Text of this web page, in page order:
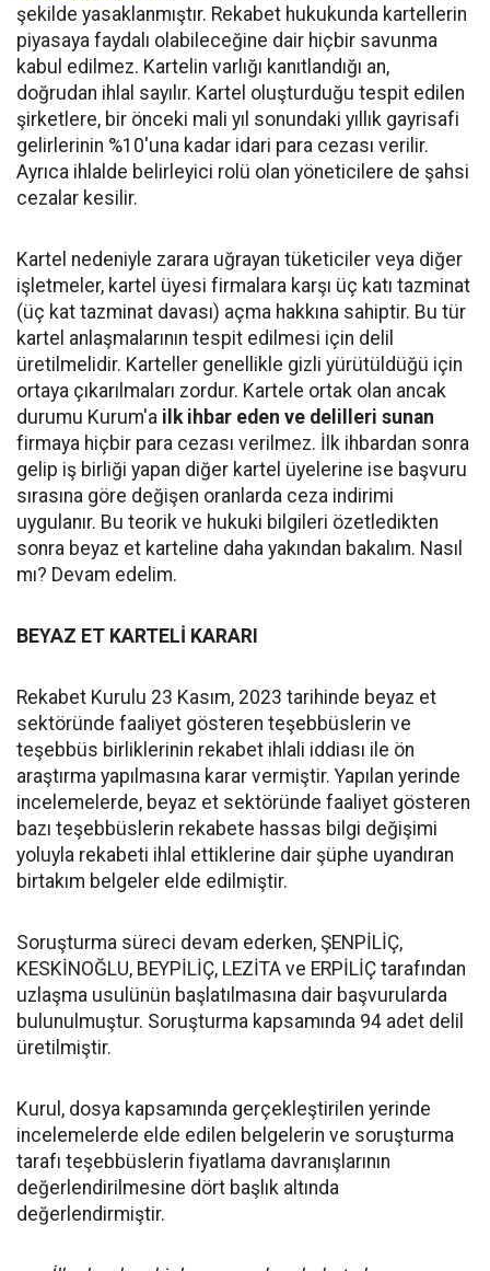
şekilde yasaklanmıştır. Rekabet hukukunda kartellerin
piyasaya faydalı olabileceğine dair hiçbir savunma
kabul edilmez. Kartelin varlığı kanıtlandığı an,
doğrudan ihlal sayılır. Kartel oluşturduğu tespit edilen
şirketlere, bir önceki mali yıl sonundaki yıllık gayrisafi
gelirlerinin %10'una kadar idari para cezası verilir.
Ayrıca ihlalde belirleyici rolü olan yöneticilere de şahsi
cezalar kesilir.
Kartel nedeniyle zarara uğrayan tüketiciler veya diğer
işletmeler, kartel üyesi firmalara karşı üç katı tazminat
(üç kat tazminat davası) açma hakkına sahiptir. Bu tür
kartel anlaşmalarının tespit edilmesi için delil
üretilmelidir. Karteller genellikle gizli yürütüldüğü için
ortaya çıkarılmaları zordur. Kartele ortak olan ancak
durumu Kurum'a ilk ihbar eden ve delilleri sunan
firmaya hiçbir para cezası verilmez. İlk ihbardan sonra
gelip iş birliği yapan diğer kartel üyelerine ise başvuru
sırasına göre değişen oranlarda ceza indirimi
uygulanır. Bu teorik ve hukuki bilgileri özetledikten
sonra beyaz et karteline daha yakından bakalım. Nasıl
mı? Devam edelim.
BEYAZ ET KARTELİ KARARI
Rekabet Kurulu 23 Kasım, 2023 tarihinde beyaz et
sektöründe faaliyet gösteren teşebbüslerin ve
teşebbüs birliklerinin rekabet ihlali iddiası ile ön
araştırma yapılmasına karar vermiştir. Yapılan yerinde
incelemelerde, beyaz et sektöründe faaliyet gösteren
bazı teşebbüslerin rekabete hassas bilgi değişimi
yoluyla rekabeti ihlal ettiklerine dair şüphe uyandıran
birtakım belgeler elde edilmiştir.
Soruşturma süreci devam ederken, ŞENPİLİÇ,
KESKİNOĞLU, BEYPİLİÇ, LEZİTA ve ERPİLİÇ tarafından
uzlaşma usulünün başlatılmasına dair başvurularda
bulunulmuştur. Soruşturma kapsamında 94 adet delil
üretilmiştir.
Kurul, dosya kapsamında gerçekleştirilen yerinde
incelemelerde elde edilen belgelerin ve soruşturma
tarafı teşebbüslerin fiyatlama davranışlarının
değerlendirilmesine dört başlık altında
değerlendirmiştir.